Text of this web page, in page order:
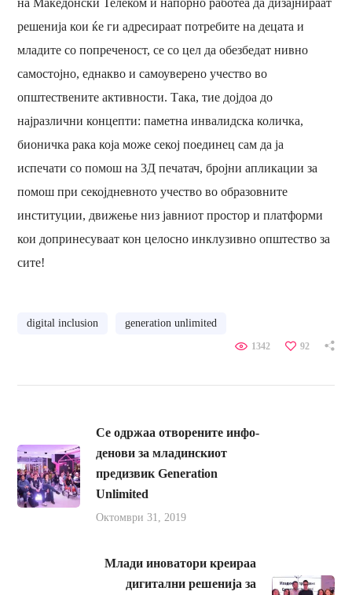
на Македонски Телеком и напорно работеа да дизајнираат
решенија кои ќе ги адресираат потребите на децата и
младите со попреченост, се со цел да обезбедат нивно
самостојно, еднакво и самоуверено учество во
општествените активности. Така, тие дојдоа до
најразлични концепти: паметна инвалидска количка,
бионичка рака која може секој поединец сам да ја
испечати со помош на 3Д печатач, бројни апликации за
помош при секојдневното учество во образовните
институции, движење низ јавниот простор и платформи
кои допринесуваат кон целосно инклузивно општество за
сите!
digital inclusion generation unlimited
92
1342
Се одржаа отворените инфо-
денови за младинскиот
предизвик Generation
Unlimited
Октомври 31, 2019
Млади иноватори креираа
дигитални решенија за